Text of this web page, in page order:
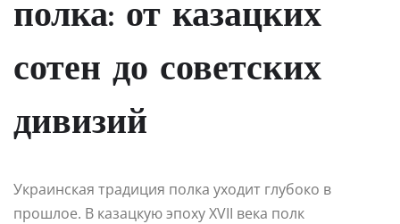
полка: от казацких
сотен до советских
дивизий
Украинская традиция полка уходит глубоко в
прошлое. В казацкую эпоху XVII века полк